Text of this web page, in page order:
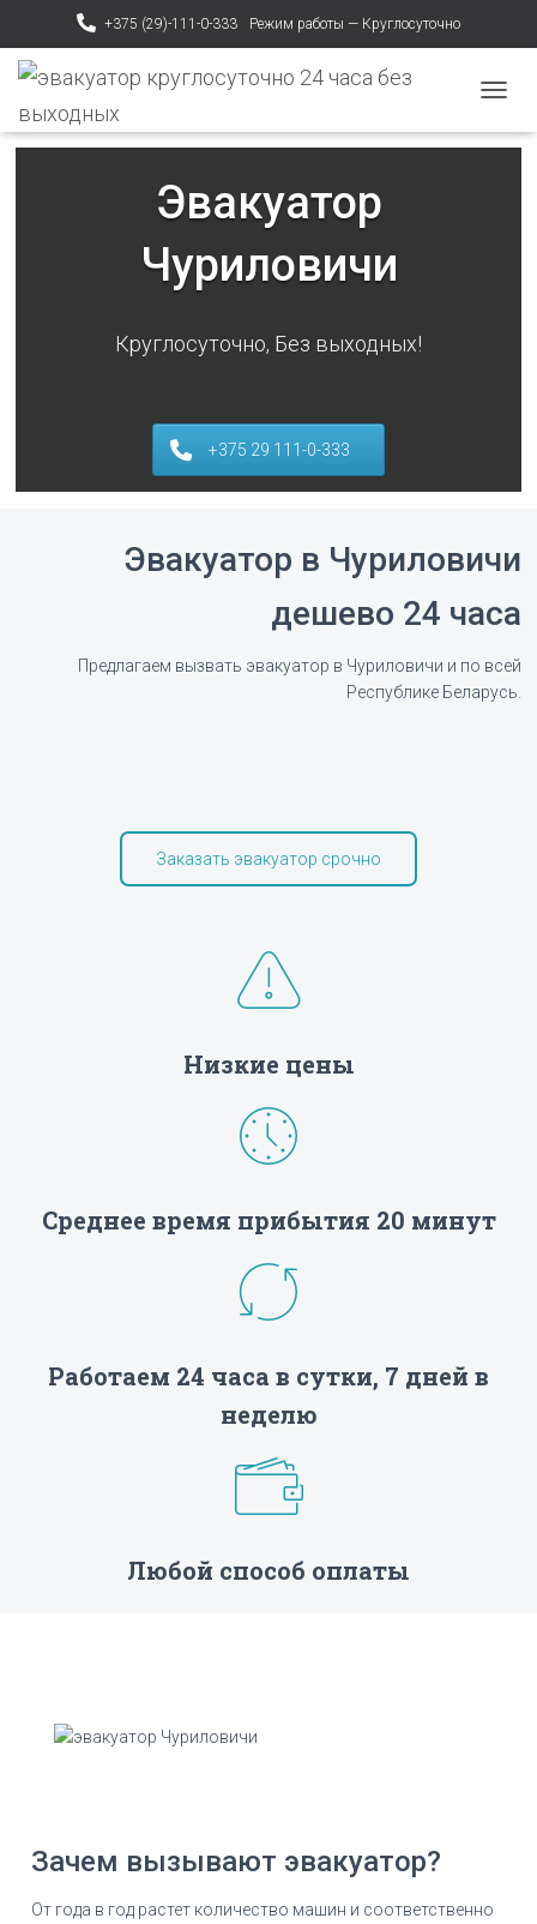
+375 (29)-111-0-333 Режим работы — Круглосуточно
Эвакуатор
Чуриловичи
Круглосуточно, Без выходных!
+375 29 111-0-333
Эвакуатор в Чуриловичи
дешево 24 часа
Предлагаем вызвать эвакуатор в Чуриловичи и по всей
Республике Беларусь.
Заказать эвакуатор срочно
Низкие цены
Среднее время прибытия 20 минут
Работаем 24 часа в сутки, 7 дней в
неделю
Любой способ оплаты
Зачем вызывают эвакуатор?
От года в год растет количество машин и соответственно